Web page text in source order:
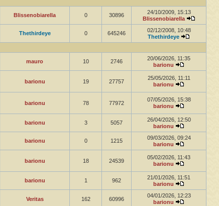
Blissenobiarella 0 30896
24/10/2009, 15:13
Blissenobiarella
Thethirdeye 0 645246
02/12/2008, 10:48
Thethirdeye
mauro 10 2746
20/06/2026, 11:35
barionu
barionu 19 27757
25/05/2026, 11:11
barionu
barionu 78 77972
07/05/2026, 15:38
barionu
barionu 3 5057
26/04/2026, 12:50
barionu
barionu 0 1215
09/03/2026, 09:24
barionu
barionu 18 24539
05/02/2026, 11:43
barionu
barionu 1 962
21/01/2026, 11:51
barionu
Veritas 162 60996
04/01/2026, 12:23
barionu